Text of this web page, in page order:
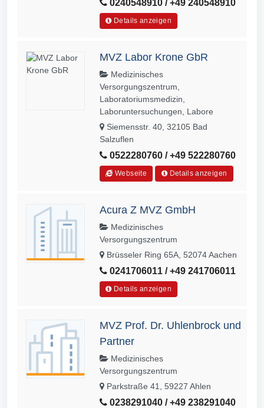
0240548910 / +49 240548910
Details anzeigen
MVZ Labor Krone GbR
Medizinisches
Versorgungszentrum,
Laboratoriumsmedizin,
Laboruntersuchungen, Labore
Siemensstr. 40, 32105 Bad
Salzuflen
0522280760 / +49 522280760
Webseite Details anzeigen
Acura Z MVZ GmbH
Medizinisches
Versorgungszentrum
Brüsseler Ring 65A, 52074 Aachen
0241706011 / +49 241706011
Details anzeigen
MVZ Prof. Dr. Uhlenbrock und
Partner
Medizinisches
Versorgungszentrum
Parkstraße 41, 59227 Ahlen
0238291040 / +49 238291040